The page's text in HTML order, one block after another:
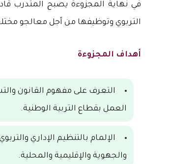
في نهاية المجزوءة يصبح المتدرب
التربوي وتوظيفها من أجل معالجو
أهداف المجزوءة
التعرف على مفهوم القانون
العمل بقطاع التربية الوطنية.
الإلمام بالتنظيم الإداري
والجهوية والإقليمية والمحلية.